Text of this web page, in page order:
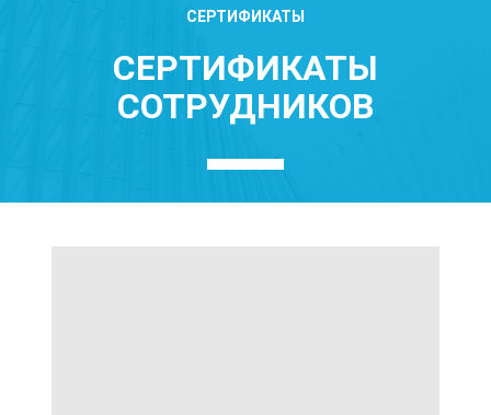
СЕРТИФИКАТЫ
СЕРТИФИКАТЫ
СОТРУДНИКОВ